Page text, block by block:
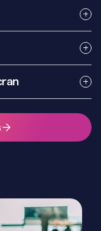
CRM.
facilement